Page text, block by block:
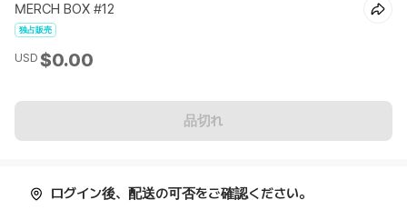
MERCH BOX #12
独占販売
USD $0.00
品切れ
ログイン後、配送の可否をご確認ください。